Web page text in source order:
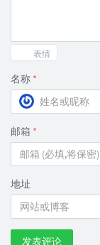
表情
名称 *
邮箱 *
地址
发表评论